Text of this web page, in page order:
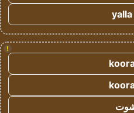
!
شوت